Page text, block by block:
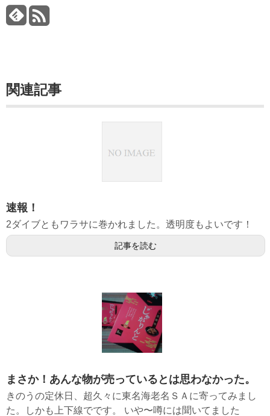
関連記事
速報！
2ダイブともワラサに巻かれました。透明度もよいです！
記事を読む
まさか！あんな物が売っているとは思わなかった。
きのうの定休日、超久々に東名海老名ＳＡに寄ってみまし
た。しかも上下線でです。 いや〜噂には聞いてました